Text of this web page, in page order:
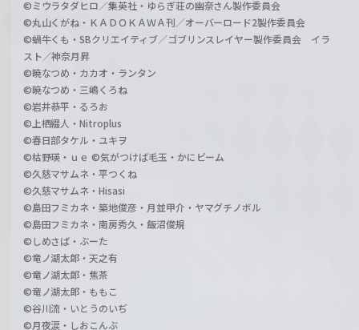
©ミウラタダヒロ／集英社・ゆらぎ荘の幽奈さん製作委員会
©丸山くがね・ＫＡＤＯＫＡＷＡ刊／オーバーロード2製作委員会
©蝸牛くも・SBクリエイティブ／ゴブリンスレイヤー製作委員会 イラ
スト／神奈月昇
©暁なつめ・カカオ・ランタン
©暁なつめ・三嶋くろね
©岩井恭平・るろお
©上栖綴人・Nitroplus
©春日部タケル・ユキヲ
©枯野瑛・ｕｅ ©気がつけば毛玉・かにビーム
©久慈マサムネ・平つくね
©久慈マサムネ・Hisasi
©島田フミカネ・築地俊彦・月並甲介・ヤマグチノボル
©島田フミカネ・南房秀久・飯沼俊規
©しめさば・ぶーた
©竜ノ湖太郎・天之有
©竜ノ湖太郎・焦茶
©竜ノ湖太郎・ももこ
©谷川流・いとうのいぢ
©月夜涙・しおこんぶ